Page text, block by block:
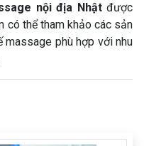
nội địa Nhậtđược
có thể tham khảo các sản
massage phù hợp với nhu